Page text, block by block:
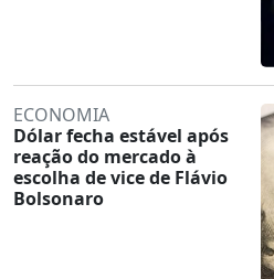
ECONOMIA
Dólar fecha estável após
reação do mercado à
escolha de vice de Flávio
Bolsonaro